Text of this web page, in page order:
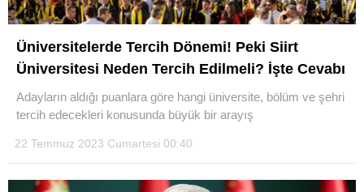
WhatsApp İhbar Hattı
TILLO
GÜNDEM
Üniversitelerde Tercih Dönemi! Peki Siirt
Üniversitesi Neden Tercih Edilmeli? İşte Cevabı
Adayların aldığı puanlara göre hangi üniversite, bölüm ve şehri
tercih edecekleri konusunda büyük bir arayış
22 Temmuz 2023 Cumartesi 00:40